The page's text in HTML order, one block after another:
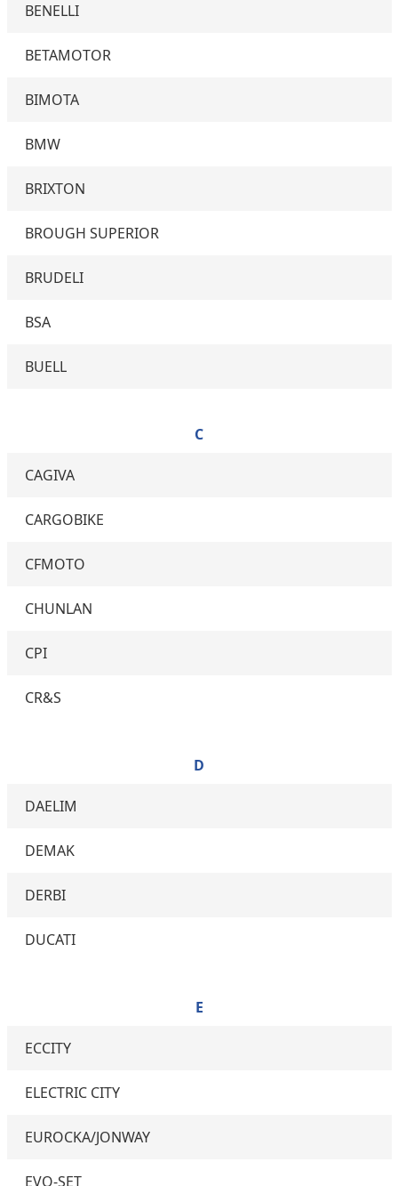
BENELLI
BETAMOTOR
BIMOTA
BMW
BRIXTON
BROUGH SUPERIOR
BRUDELI
BSA
BUELL
C
CAGIVA
CARGOBIKE
CFMOTO
CHUNLAN
CPI
CR&S
D
DAELIM
DEMAK
DERBI
DUCATI
E
ECCITY
ELECTRIC CITY
EUROCKA/JONWAY
EVO-SET